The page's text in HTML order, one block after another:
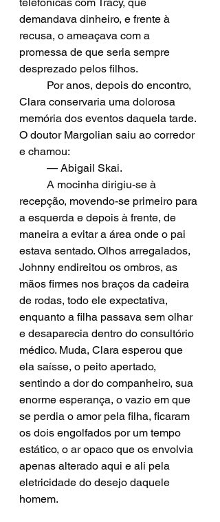
demandava dinheiro, e frente à
recusa, o ameaçava com a
promessa de que seria sempre
desprezado pelos filhos.
Clara conservaria uma dolorosa
memória dos eventos daquela tarde.
O doutor Margolian saiu ao corredor
e chamou:
  	— Abigail Skai.
recepção, movendo-se primeiro para
a esquerda e depois à frente, de
maneira a evitar a área onde o pai
estava sentado. Olhos arregalados,
Johnny endireitou os ombros, as
mãos firmes nos braços da cadeira
de rodas, todo ele expectativa,
enquanto a filha passava sem olhar
e desaparecia dentro do consultório
médico. Muda, Clara esperou que
ela saísse, o peito apertado,
sentindo a dor do companheiro, sua
enorme esperança, o vazio em que
se perdia o amor pela filha, ficaram
os dois engolfados por um tempo
estático, o ar opaco que os envolvia
apenas alterado aqui e ali pela
eletricidade do desejo daquele
homem.